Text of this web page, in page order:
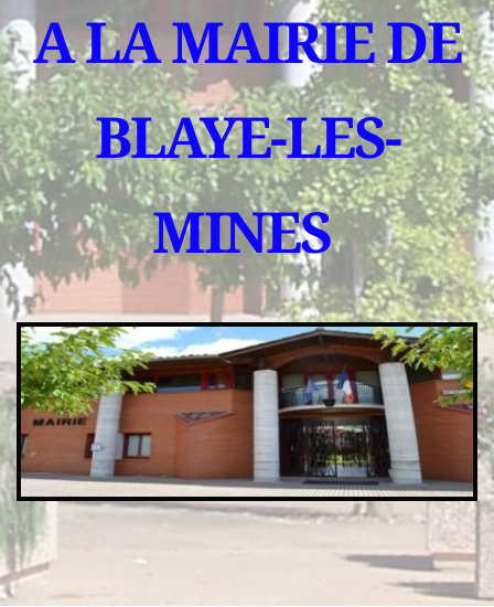
A LA MAIRIE DE
BLAYE-LES-
MINES